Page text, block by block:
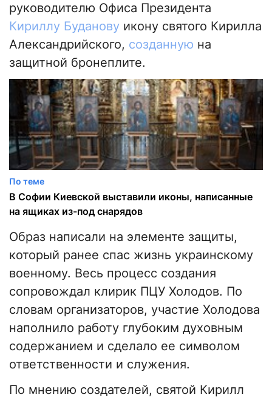
руководителю Офиса Президента
Кириллу Буданову икону святого Кирилла
Александрийского, созданную на
защитной бронеплите.
По теме
В Софии Киевской выставили иконы, написанные
на ящиках из-под снарядов
Образ написали на элементе защиты,
который ранее спас жизнь украинскому
военному. Весь процесс создания
сопровождал клирик ПЦУ Холодов. По
словам организаторов, участие Холодова
наполнило работу глубоким духовным
содержанием и сделало ее символом
ответственности и служения.
По мнению создателей, святой Кирилл